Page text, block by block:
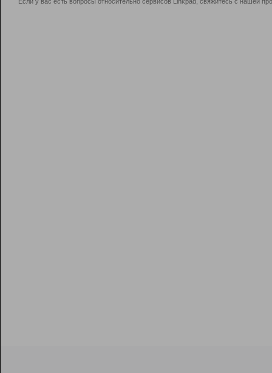
Если у вас есть вопросы относительно сервисов Linkpad, свяжитесь с нашей